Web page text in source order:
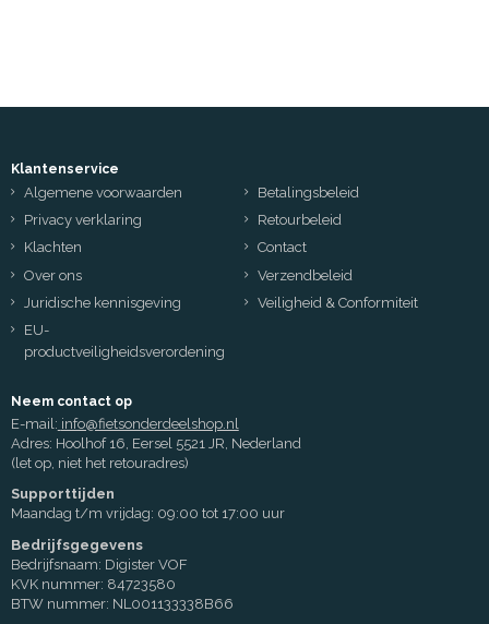
Klantenservice
Algemene voorwaarden
Betalingsbeleid
Privacy verklaring
Retourbeleid
Klachten
Contact
Over ons
Verzendbeleid
Juridische kennisgeving
Veiligheid & Conformiteit
EU-
productveiligheidsverordening
Neem contact op
E-mail: info@fietsonderdeelshop.nl
Adres: Hoolhof 16, Eersel 5521 JR, Nederland
(let op, niet het retouradres)
Supporttijden
Maandag t/m vrijdag: 09:00 tot 17:00 uur
Bedrijfsgegevens
Bedrijfsnaam: Digister VOF
KVK nummer: 84723580
BTW nummer: NL001133338B66